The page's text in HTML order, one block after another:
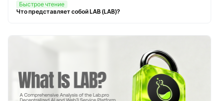
Быстрое чтение
Что представляет собой LAB (LAB)?